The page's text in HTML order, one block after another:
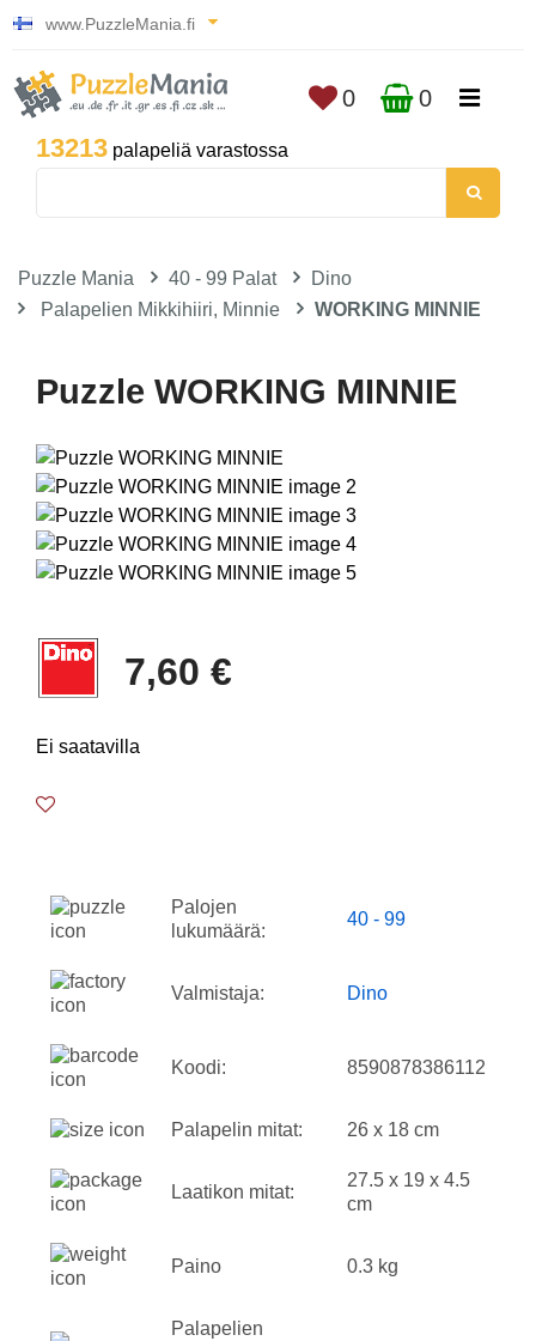
www.PuzzleMania.fi
13213 palapeliä varastossa
0 0
Puzzle Mania 40 - 99 Palat
Dino
Palapelien Mikkihiiri, Minnie
WORKING MINNIE
Puzzle WORKING MINNIE
7,60 €
Ei saatavilla
Palojen
lukumäärä:
40 - 99
Valmistaja: Dino
Koodi: 8590878386112
Palapelin mitat: 26 x 18 cm
Laatikon mitat:
27.5 x 19 x 4.5
cm
Paino 0.3 kg
Palapelien